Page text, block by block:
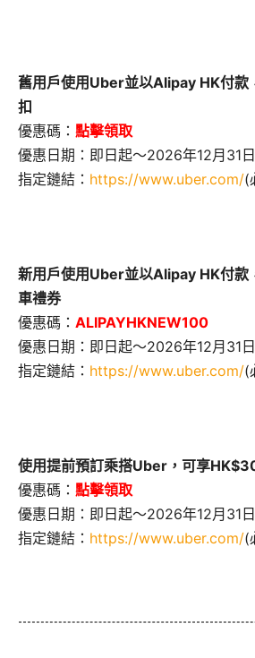
舊用戶使用Uber並以Alipay HK付款
扣
優惠碼： 點擊領取
優惠日期：即日起～2026年12月31日
指定鏈結： https://www.uber.com/(
新用戶使用Uber並以Alipay HK付款
車禮券
優惠碼： ALIPAYHKNEW100
優惠日期：即日起～2026年12月31日
指定鏈結： https://www.uber.com/(
使用提前預訂乘搭Uber，可享
優惠碼： 點擊領取
優惠日期：即日起～2026年12月31日
指定鏈結： https://www.uber.com/(